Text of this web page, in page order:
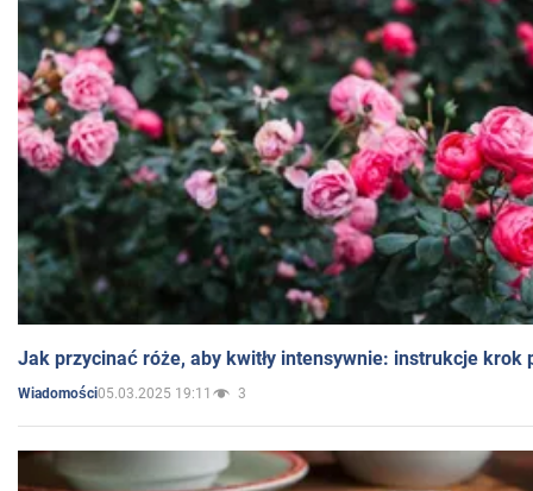
Jak przycinać róże, aby kwitły intensywnie: instrukcje krok
Wiadomości05.03.2025 19:11 3